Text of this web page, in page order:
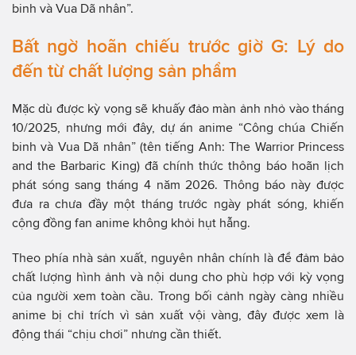
binh và Vua Dã nhân”.
Bất ngờ hoãn chiếu trước giờ G: Lý do
đến từ chất lượng sản phẩm
Mặc dù được kỳ vọng sẽ khuấy đảo màn ảnh nhỏ vào tháng
10/2025, nhưng mới đây, dự án anime “Công chúa Chiến
binh và Vua Dã nhân” (tên tiếng Anh: The Warrior Princess
and the Barbaric King) đã chính thức thông báo hoãn lịch
phát sóng sang tháng 4 năm 2026. Thông báo này được
đưa ra chưa đầy một tháng trước ngày phát sóng, khiến
cộng đồng fan anime không khỏi hụt hẫng.
Theo phía nhà sản xuất, nguyên nhân chính là để đảm bảo
chất lượng hình ảnh và nội dung cho phù hợp với kỳ vọng
của người xem toàn cầu. Trong bối cảnh ngày càng nhiều
anime bị chỉ trích vì sản xuất vội vàng, đây được xem là
động thái “chịu chơi” nhưng cần thiết.